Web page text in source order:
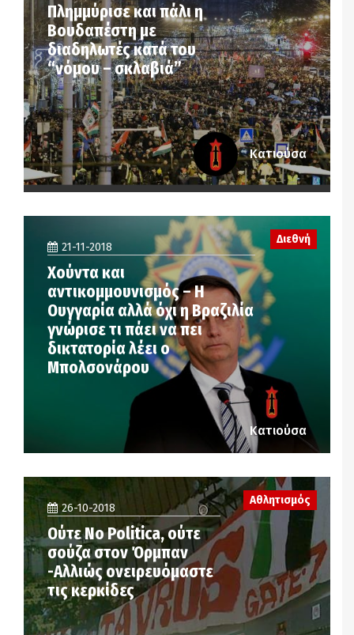
Πλημμύρισε και πάλι η
Βουδαπέστη με
διαδηλωτές κατά του
“νόμου – σκλαβιά”
Κατιούσα
Διεθνή
21-11-2018
Χούντα και
αντικομμουνισμός – Η
Ουγγαρία αλλά όχι η Βραζιλία
γνώρισε τι πάει να πει
δικτατορία λέει ο
Μπολσονάρου
Κατιούσα
26-10-2018
Ούτε Νo Politica, ούτε
σούζα στον Όρμπαν
-Αλλιώς ονειρευόμαστε
τις κερκίδες
Αθλητισμός